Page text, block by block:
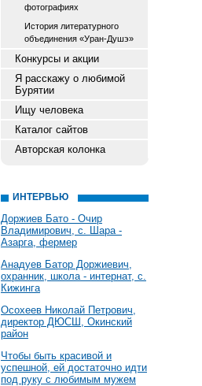
фотографиях
История литературного
объединения «Уран-Душэ»
Конкурсы и акции
Я расскажу о любимой
Бурятии
Ищу человека
Каталог сайтов
Авторская колонка
ИНТЕРВЬЮ
Доржиев Бато - Очир
Владимирович, с. Шара -
Азарга, фермер
Анадуев Батор Доржиевич,
охранник, школа - интернат, с.
Кижинга
Осохеев Николай Петрович,
директор ДЮСШ, Окинский
район
Чтобы быть красивой и
успешной, ей достаточно идти
под руку с любимым мужем